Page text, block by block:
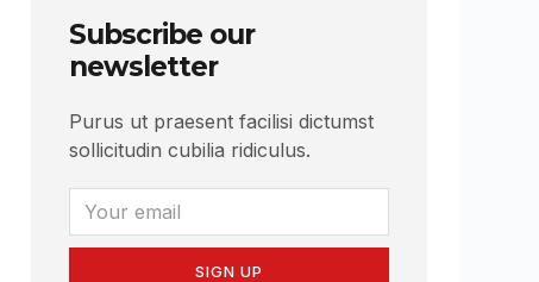
Subscribe our
newsletter
Purus ut praesent facilisi dictumst
sollicitudin cubilia ridiculus.
SIGN UP